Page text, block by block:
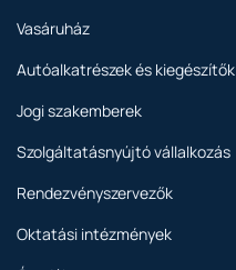
Vasáruház
Autóalkatrészek és kiegészítők
Jogi szakemberek
Szolgáltatásnyújtó vállalkozás
Rendezvényszervezők
Oktatási intézmények